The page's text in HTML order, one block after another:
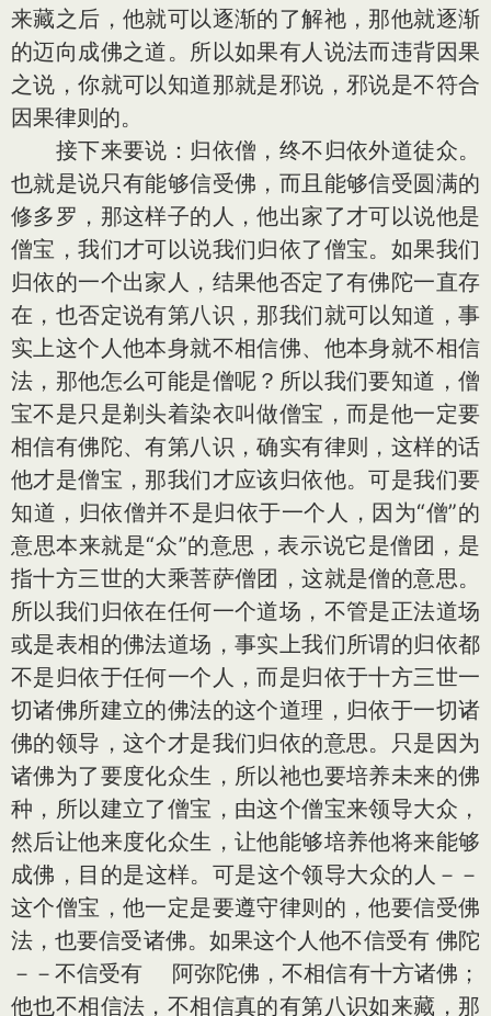
来藏之后，他就可以逐渐的了解祂，那他就逐渐
的迈向成佛之道。所以如果有人说法而违背因果
之说，你就可以知道那就是邪说，邪说是不符合
因果律则的。
接下来要说：归依僧，终不归依外道徒众。
也就是说只有能够信受佛，而且能够信受圆满的
修多罗，那这样子的人，他出家了才可以说他是
僧宝，我们才可以说我们归依了僧宝。如果我们
归依的一个出家人，结果他否定了有佛陀一直存
在，也否定说有第八识，那我们就可以知道，事
实上这个人他本身就不相信佛、他本身就不相信
法，那他怎么可能是僧呢？所以我们要知道，僧
宝不是只是剃头着染衣叫做僧宝，而是他一定要
相信有佛陀、有第八识，确实有律则，这样的话
他才是僧宝，那我们才应该归依他。可是我们要
知道，归依僧并不是归依于一个人，因为“僧”的
意思本来就是“众”的意思，表示说它是僧团，是
指十方三世的大乘菩萨僧团，这就是僧的意思。
所以我们归依在任何一个道场，不管是正法道场
或是表相的佛法道场，事实上我们所谓的归依都
不是归依于任何一个人，而是归依于十方三世一
切诸佛所建立的佛法的这个道理，归依于一切诸
佛的领导，这个才是我们归依的意思。只是因为
诸佛为了要度化众生，所以祂也要培养未来的佛
种，所以建立了僧宝，由这个僧宝来领导大众，
然后让他来度化众生，让他能够培养他将来能够
成佛，目的是这样。可是这个领导大众的人－－
这个僧宝，他一定是要遵守律则的，他要信受佛
法，也要信受诸佛。如果这个人他不信受有 佛陀
－－不信受有 阿弥陀佛，不相信有十方诸佛；
他也不相信法，不相信真的有第八识如来藏，那